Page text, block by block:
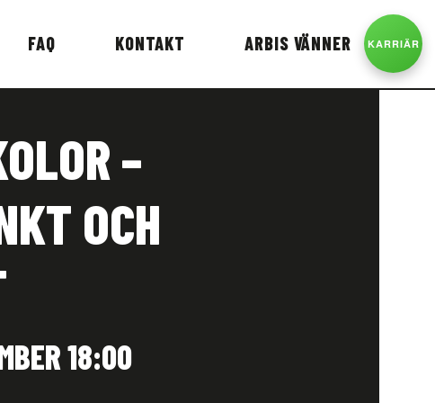
FAQ KONTAKT ARBIS VÄNNER
–
OCH
18:00
KARRIÄR